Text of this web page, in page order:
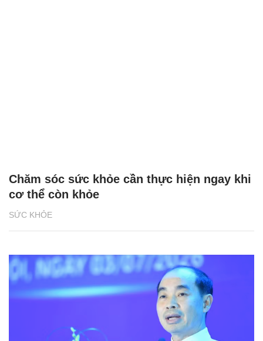
SỨC KHỎE
Chăm sóc sức khỏe cần thực hiện ngay khi
cơ thể còn khỏe